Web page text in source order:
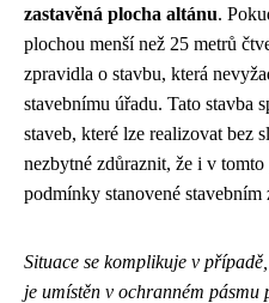
zastavěná plocha altánu.
plochou menší než 25 metrů
zpravidla o stavbu, která
stavebnímu úřadu. Tato stavba
staveb, které lze realizovat bez
nezbytné zdůraznit, že i v
podmínky stanovené
Situace se komplikuje v
je umístěn v ochranném pásmu